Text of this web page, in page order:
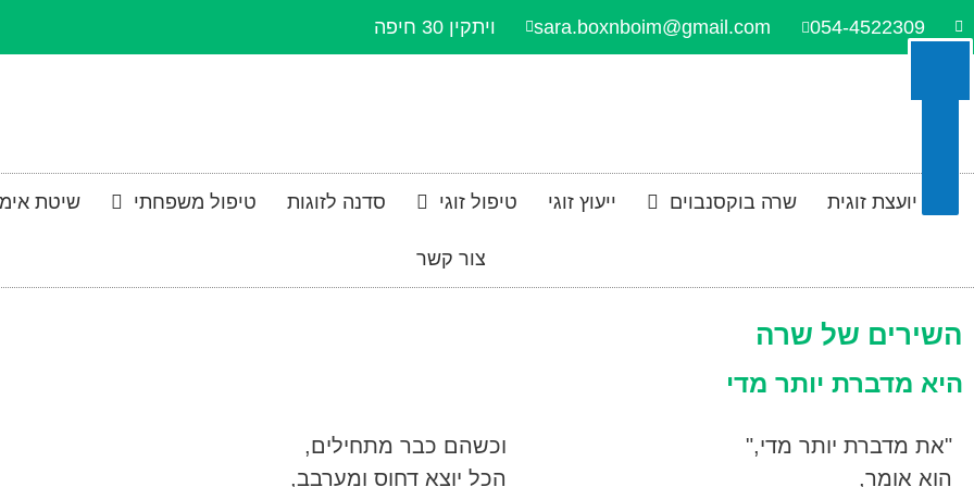
054-4522309
sara.boxnboim@gmail.com ויתקין 30 חיפה
יועצת זוגית שרה בוקסנבוים ייעוץ זוגי טיפול זוגי סדנה לזוגות טיפול משפחתי שיטת
צור קשר
השירים של שרה
היא מדברת יותר מדי
"את מדברת יותר מדי,"
הוא אומר,
וכשהם כבר מתחילים,
הכל יוצא דחוס ומערבב,